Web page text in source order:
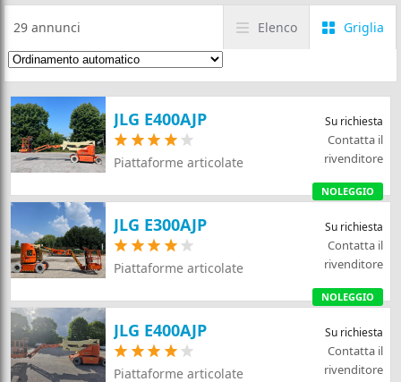
29annunci Elenco Griglia
JLG E400AJP
Piattaforme articolate
Su richiesta
Contatta il
rivenditore
NOLEGGIO
JLG E300AJP
Piattaforme articolate
Su richiesta
Contatta il
rivenditore
NOLEGGIO
JLG E400AJP
Piattaforme articolate
Su richiesta
Contatta il
rivenditore